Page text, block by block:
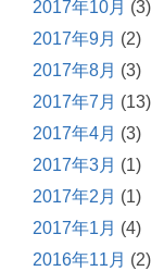
2017年10月 (3)
2017年9月 (2)
2017年8月 (3)
2017年7月 (13)
2017年4月 (3)
2017年3月 (1)
2017年2月 (1)
2017年1月 (4)
2016年11月 (2)